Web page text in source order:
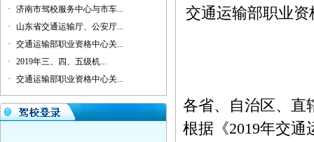
·
济南市驾校服务中心与市车...
·
山东省交通运输厅、公安厅...
·
交通运输部职业资格中心关...
·
2019年三、四、五级机...
·
交通运输部职业资格中心关...
交通运输部职业
各省、自治区、直
根据《2019年交通